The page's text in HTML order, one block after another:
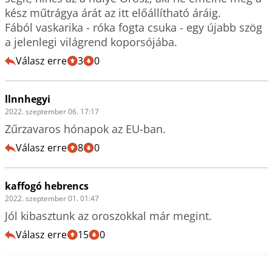
kész műtrágya árát az itt előállítható áráig.
Fából vaskarika - róka fogta csuka - egy újabb szög
a jelenlegi világrend koporsójába.
Válasz erre 3 0
llnnhegyi
2022. szeptember 06. 17:17
Zűrzavaros hónapok az EU-ban.
Válasz erre 8 0
kaffogó hebrencs
2022. szeptember 01. 01:47
Jól kibasztunk az oroszokkal már megint.
Válasz erre 15 0